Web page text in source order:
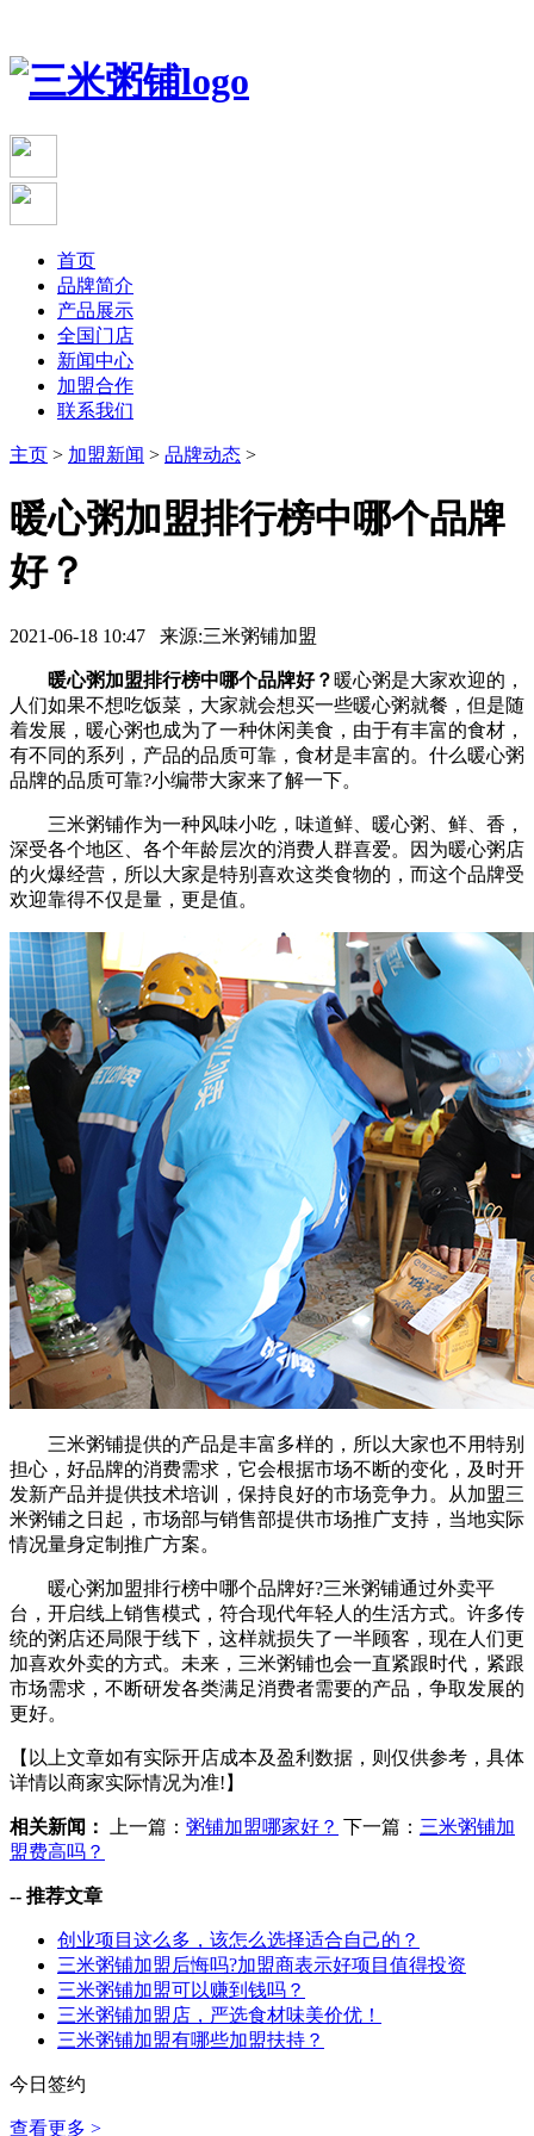
首页
品牌简介
产品展示
全国门店
新闻中心
加盟合作
联系我们
主页 > 加盟新闻 > 品牌动态 >
暖心粥加盟排行榜中哪个品牌
好？
2021-06-18 10:47 来源:三米粥铺加盟
暖心粥加盟排行榜中哪个品牌好？ 暖心粥是大家欢迎的，
人们如果不想吃饭菜，大家就会想买一些暖心粥就餐，但是随
着发展，暖心粥也成为了一种休闲美食，由于有丰富的食材，
有不同的系列，产品的品质可靠，食材是丰富的。什么暖心粥
品牌的品质可靠?小编带大家来了解一下。
三米粥铺作为一种风味小吃，味道鲜、暖心粥、鲜、香，
深受各个地区、各个年龄层次的消费人群喜爱。因为暖心粥店
的火爆经营，所以大家是特别喜欢这类食物的，而这个品牌受
欢迎靠得不仅是量，更是值。
三米粥铺提供的产品是丰富多样的，所以大家也不用特别
担心，好品牌的消费需求，它会根据市场不断的变化，及时开
发新产品并提供技术培训，保持良好的市场竞争力。从加盟三
米粥铺之日起，市场部与销售部提供市场推广支持，当地实际
情况量身定制推广方案。
暖心粥加盟排行榜中哪个品牌好?三米粥铺通过外卖平
台，开启线上销售模式，符合现代年轻人的生活方式。许多传
统的粥店还局限于线下，这样就损失了一半顾客，现在人们更
加喜欢外卖的方式。未来，三米粥铺也会一直紧跟时代，紧跟
市场需求，不断研发各类满足消费者需要的产品，争取发展的
更好。
【以上文章如有实际开店成本及盈利数据，则仅供参考，具体
详情以商家实际情况为准!】
相关新闻： 上一篇： 粥铺加盟哪家好？ 下一篇： 三米粥铺加
盟费高吗？
-- 推荐文章
创业项目这么多，该怎么选择适合自己的？
三米粥铺加盟后悔吗?加盟商表示好项目值得投资
三米粥铺加盟可以赚到钱吗？
三米粥铺加盟店，严选食材味美价优！
三米粥铺加盟有哪些加盟扶持？
今日签约
查看更多 >